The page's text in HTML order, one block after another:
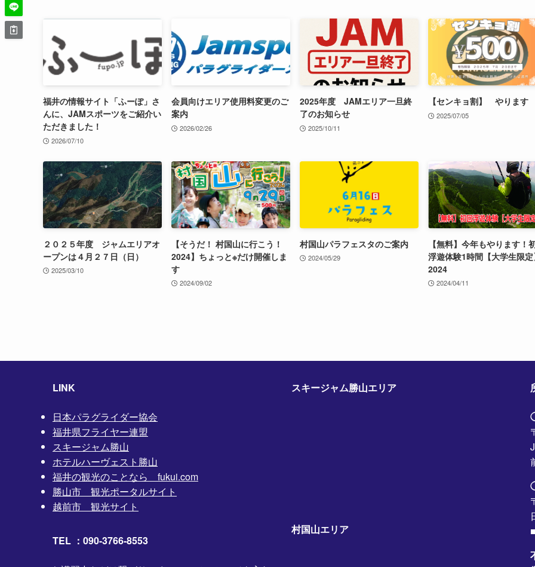
福井の情報サイト「ふーぽ」さ
んに、JAMスポーツをご紹介い
ただきました！
2026/07/10
会員向けエリア使用料変更のご
案内
2026/02/26
2025年度 JAMエリア一旦終
了のお知らせ
2025/10/11
【センキョ割】 やります
2025/07/05
２０２５年度 ジャムエリアオ
ープンは４月２７日（日）
2025/03/10
【そうだ！ 村国山に行こう！
2024】ちょっと※だけ開催しま
す
2024/09/02
村国山パラフェスタのご案内
2024/05/29
【無料】今年もやります！
浮遊体験1時間【大学生限
2024
2024/04/11
LINK
日本パラグライダー協会
福井県フライヤー連盟
スキージャム勝山
ホテルハーヴェスト勝山
福井の観光のことなら fukui.com
勝山市 観光ポータルサイト
越前市 観光サイト
TEL ：090-3766-8553
スキージャム勝山エリア
村国山エリア